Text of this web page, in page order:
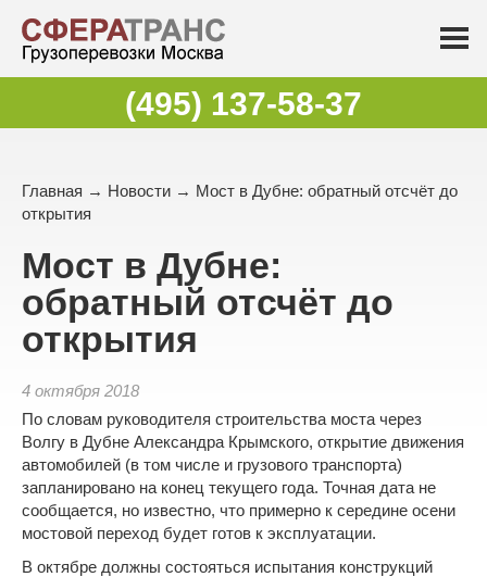
(495) 137-58-37
Главная → Новости → Мост в Дубне: обратный отсчёт до
открытия
Мост в Дубне:
обратный отсчёт до
открытия
4 октября 2018
По словам руководителя строительства моста через
Волгу в Дубне Александра Крымского, открытие движения
автомобилей (в том числе и грузового транспорта)
запланировано на конец текущего года. Точная дата не
сообщается, но известно, что примерно к середине осени
мостовой переход будет готов к эксплуатации.
В октябре должны состояться испытания конструкций